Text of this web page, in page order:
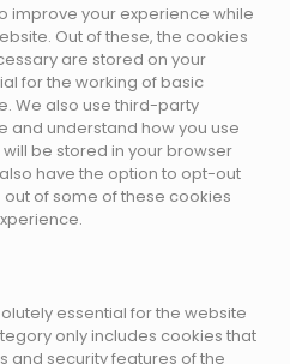
improve your experience while
Out of these, the cookies
are stored on your
for the working of basic
We also use third-party
and understand how you use
be stored in your browser
have the option to opt-out
of some of these cookies
essential for the website
only includes cookies that
and security features of the